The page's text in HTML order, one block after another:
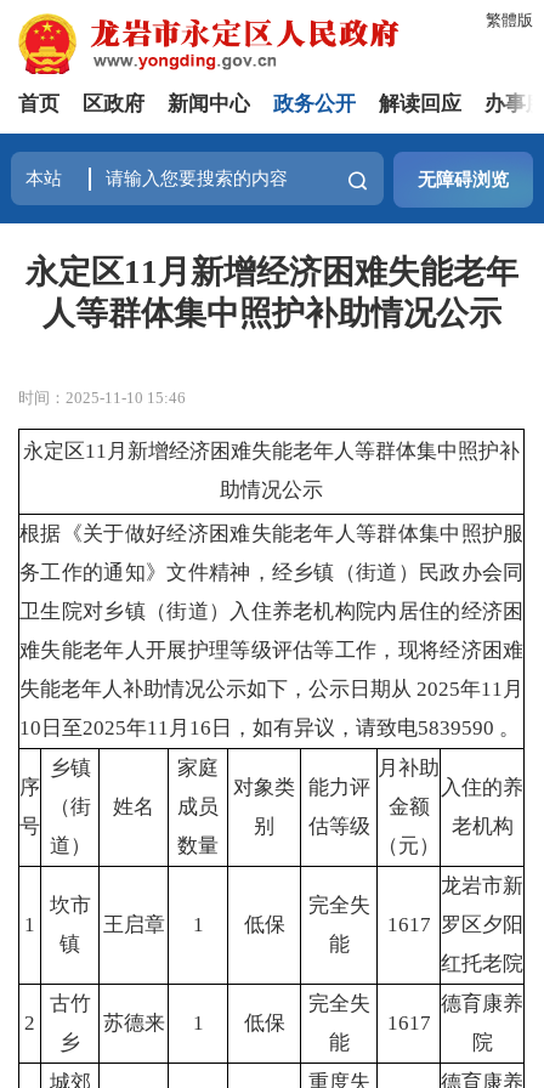
繁體版
首页 区政府 新闻中心 政务公开 解读回应 办事
无障碍浏览
永定区11月新增经济困难失能老年
人等群体集中照护补助情况公示
时间：2025-11-10 15:46
永定区11月新增经济困难失能老年人等群体集中照护补
助情况公示
根据《关于做好经济困难失能老年人等群体集中照护服
务工作的通知》文件精神，经乡镇（街道）民政办会同
卫生院对乡镇（街道）入住养老机构院内居住的经济困
难失能老年人开展护理等级评估等工作，现将经济困难
失能老年人补助情况公示如下，公示日期从 2025年11月
10日至2025年11月16日，如有异议，请致电5839590 。
序
号
乡镇
（街
道）
姓名
家庭
成员
数量
对象类
别
能力评
估等级
月补助
金额
（元）
入住的养
老机构
1
坎市
镇
王启章 1 低保
完全失
能
1617
龙岩市新
罗区夕阳
红托老院
2
古竹
乡
苏德来 1 低保
完全失
能
1617
德育康养
院
城郊
重度失 德育康养